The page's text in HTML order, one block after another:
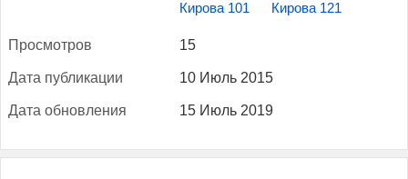
Кирова 101 Кирова 121
Прос­мотров 15
Да­та пуб­ли­кации 10 Июль 2015
Да­та об­новле­ния 15 Июль 2019